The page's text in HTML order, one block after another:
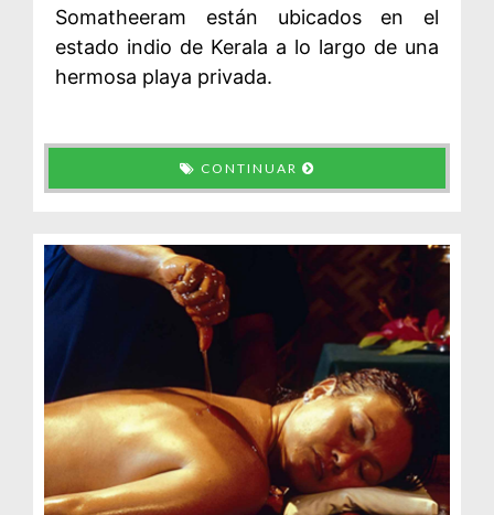
Somatheeram están ubicados en el
estado indio de Kerala a lo largo de una
hermosa playa privada.
CONTINUAR